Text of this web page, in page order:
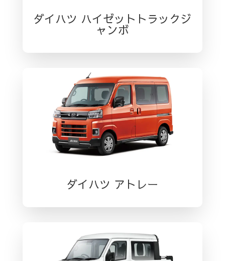
ダイハツ ハイゼットトラックジ
ャンボ
ダイハツ アトレー